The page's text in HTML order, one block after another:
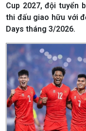
Cup 2027, đội tuyển
thi đấu giao hữu với
Days tháng 3/2026.